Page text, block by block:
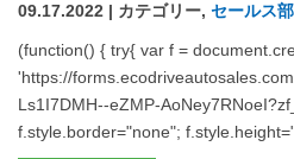
09.17.2022 | カテゴリー, セールス
(function() { try{ var f =
'https://
Ls1I7DMH--eZMP-
f.style.border="none";